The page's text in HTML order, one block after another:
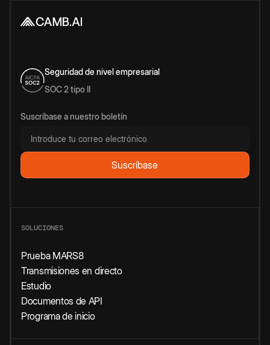
Seguridad de nivel empresarial
SOC 2 tipo II
Suscríbase a nuestro boletín
SOLUCIONES
Prueba MARS8
Transmisiones en directo
Estudio
Documentos de API
Programa de inicio